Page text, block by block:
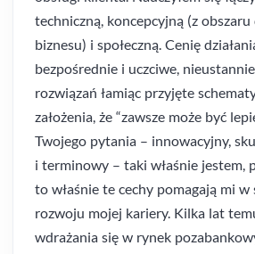
techniczną, koncepcyjną (z
biznesu) i społeczną. Cenię
bezpośrednie i uczciwe,
rozwiązań łamiąc przyjęte
założenia, że “zawsze może być
Twojego pytania – innowacyjny,
i terminowy – taki właśnie jestem,
to właśnie te cechy pomagają mi w
rozwoju mojej kariery. Kilka lat
wdrażania się w rynek